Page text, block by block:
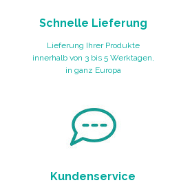
Schnelle Lieferung
Lieferung Ihrer Produkte
innerhalb von 3 bis 5 Werktagen,
in ganz Europa
Kundenservice